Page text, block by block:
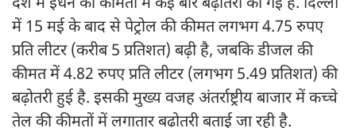
में 15 मई के बाद से पेट्रोल की कीमत लगभग 4.75 रुपए
प्रति लीटर (करीब 5 प्रतिशत) बढ़ी है, जबकि डीजल की
कीमत में 4.82 रुपए प्रति लीटर (लगभग 5.49 प्रतिशत) की
बढ़ोतरी हुई है. इसकी मुख्य वजह अंतर्राष्ट्रीय बाजार में कच्चे
तेल की कीमतों में लगातार बढ़ोतरी बताई जा रही है.